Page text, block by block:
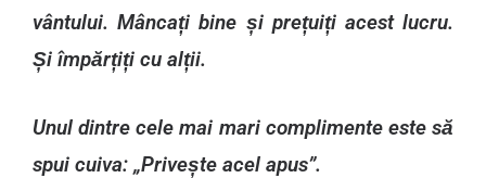
vântului. Mâncați bine și prețuiți acest lucru.
Și împărțiți cu alții.
Unul dintre cele mai mari complimente este să
spui cuiva: „Privește acel apus”.